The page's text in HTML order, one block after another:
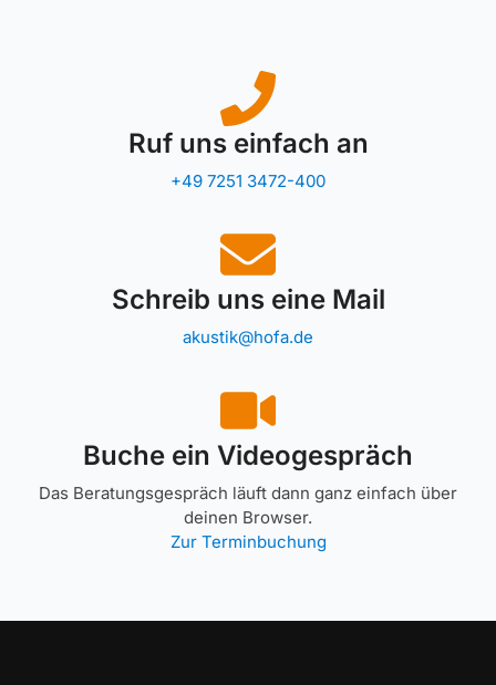
Ruf uns einfach an
+49 7251 3472-400
Schreib uns eine Mail
akustik@hofa.de
Buche ein Videogespräch
Das Beratungsgespräch läuft dann ganz einfach über
deinen Browser.
Zur Terminbuchung